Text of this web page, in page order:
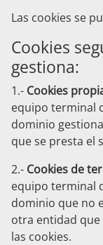
Las cookies se
Cookies
gestiona:
1.- Cookies
equipo terminal
dominio
que se presta el
2.- Cookies de
equipo terminal
dominio que no
otra entidad
las cookies.